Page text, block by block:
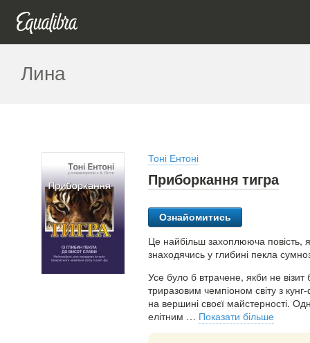
Лина
Тоні Ентоні
Приборкання тигра
Ознайомитись
Це найбільш захоплююча повість,
знаходячись у глибині пекла
Усе було б втрачене, якби не
триразовим чемпіоном світу з
на вершині своєї майстерності.
елітним … Показати більше